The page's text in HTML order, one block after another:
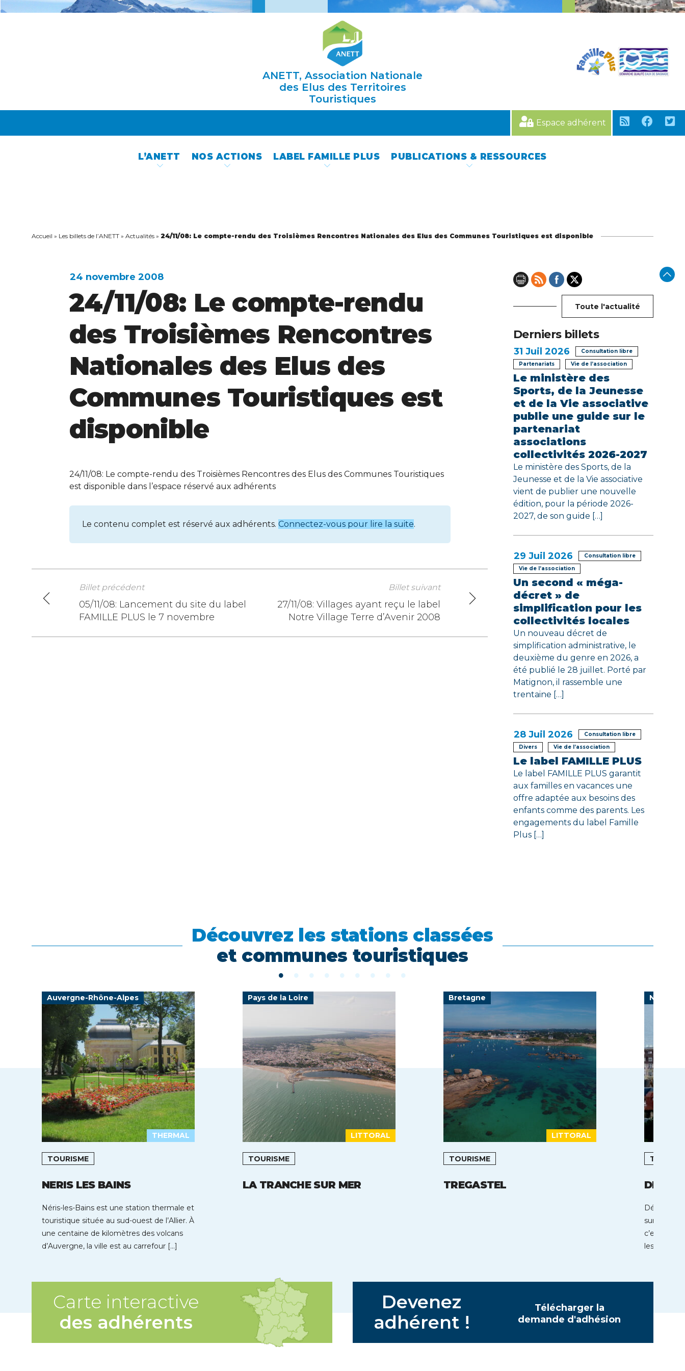
ANETT, Association Nationale
des Elus des Territoires
Touristiques
Espace adhérent
L’ANETT NOS ACTIONS LABEL FAMILLE PLUS PUBLICATIONS & RESSOURCES
Accueil » Les billets de l’ANETT » Actualités » 24/11/08: Le compte-rendu des Troisièmes Rencontres Nationales des Elus des Communes Touristiques est disponible
24 novembre 2008
24/11/08: Le compte-rendu
des Troisièmes Rencontres
Nationales des Elus des
Communes Touristiques est
disponible
24/11/08: Le compte-rendu des Troisièmes Rencontres des Elus des Communes Touristiques
est disponible dans l’espace réservé aux adhérents
Le contenu complet est réservé aux adhérents. Connectez-vous pour lire la suite.
Navigation
Billet précédent
05/11/08: Lancement du site du label
FAMILLE PLUS le 7 novembre
Billet suivant
27/11/08: Villages ayant reçu le label
Notre Village Terre d’Avenir 2008
Toute l'actualité
Derniers billets
31 Juil 2026
Consultation libre
Partenariats
Vie de l’association
Le ministère des
Sports, de la Jeunesse
et de la Vie associative
publie une guide sur le
partenariat
associations
collectivités 2026-2027
Le ministère des Sports, de la
Jeunesse et de la Vie associative
vient de publier une nouvelle
édition, pour la période 2026-
2027, de son guide […]
29 Juil 2026
Consultation libre
Vie de l’association
Un second « méga-
décret » de
simplification pour les
collectivités locales
Un nouveau décret de
simplification administrative, le
deuxième du genre en 2026, a
été publié le 28 juillet. Porté par
Matignon, il rassemble une
trentaine […]
28 Juil 2026
Consultation libre
Divers
Vie de l’association
Le label FAMILLE PLUS
Le label FAMILLE PLUS garantit
aux familles en vacances une
offre adaptée aux besoins des
enfants comme des parents. Les
engagements du label Famille
Plus […]
Découvrez les stations classées
et communes touristiques
Auvergne-Rhône-Alpes
THERMAL
TOURISME
NERIS LES BAINS
Néris-les-Bains est une station thermale et
touristique située au sud-ouest de l’Allier. À
une centaine de kilomètres des volcans
d’Auvergne, la ville est au carrefour […]
Pays de la Loire
LITTORAL
TOURISME
LA TRANCHE SUR MER
Bretagne
LITTORAL
TOURISME
TREGASTEL
Découvrir
sur les
c’est
les folies
Carte interactive
des adhérents
Devenez
adhérent !
Télécharger la
demande d'adhésion